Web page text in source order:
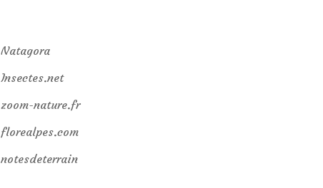
Natagora
Insectes.net
zoom-nature.fr
florealpes.com
notesdeterrain